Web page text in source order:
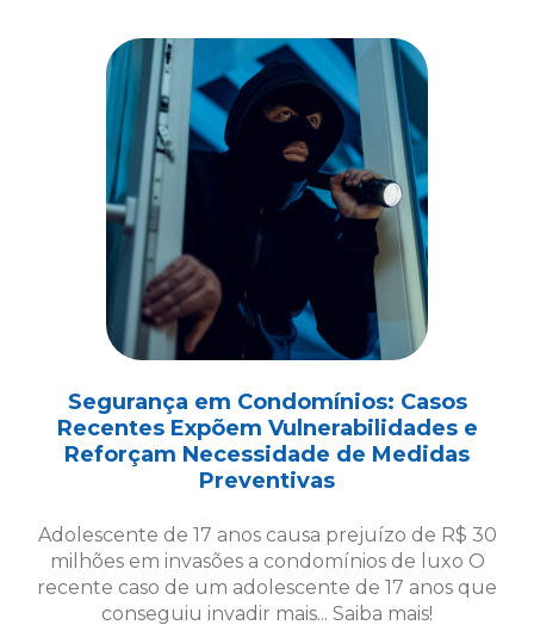
Segurança em Condomínios: Casos
Recentes Expõem Vulnerabilidades e
Reforçam Necessidade de Medidas
Preventivas
Adolescente de 17 anos causa prejuízo de R$ 30
recente caso de um adolescente de 17 anos que
conseguiu invadir mais... Saiba mais!